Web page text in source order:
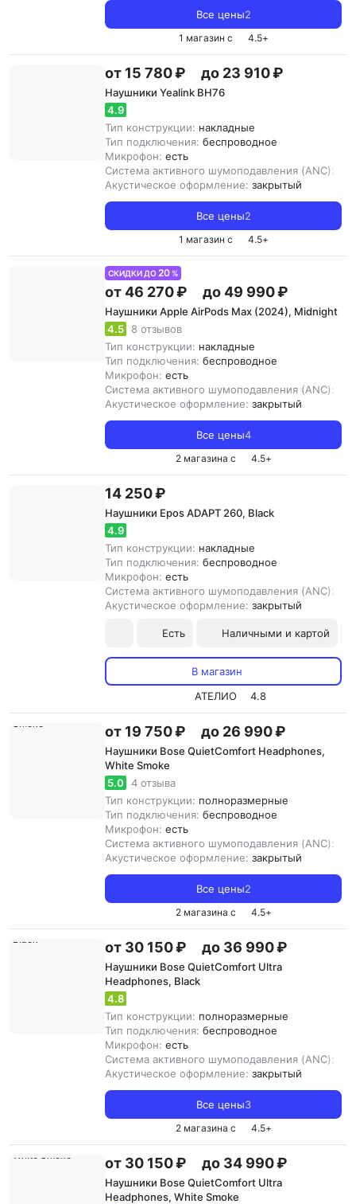
Все цены2
1 магазин с 4.5+
от 15 780 ₽ до 23 910 ₽
Наушники Yealink BH76
4.9
Тип конструкции: накладные
Тип подключения: беспроводное
Микрофон: есть
Система активного шумоподавления (ANC):
Акустическое оформление: закрытый
Все цены2
1 магазин с 4.5+
СКИДКИ ДО20 %
от 46 270 ₽ до 49 990 ₽
Наушники Apple AirPods Max (2024), Midnight
4.5
8 отзывов
Тип конструкции: накладные
Тип подключения: беспроводное
Микрофон: есть
Система активного шумоподавления (ANC):
Акустическое оформление: закрытый
Все цены4
2 магазина с 4.5+
14 250 ₽
Наушники Epos ADAPT 260, Black
4.9
Тип конструкции: накладные
Тип подключения: беспроводное
Микрофон: есть
Система активного шумоподавления (ANC):
Акустическое оформление: закрытый
Есть Наличными и картой
В магазин
АТЕЛИО
4.8
от 19 750 ₽ до 26 990 ₽
Наушники Bose QuietComfort Headphones,
White Smoke
5.0
4 отзыва
Тип конструкции: полноразмерные
Тип подключения: беспроводное
Микрофон: есть
Система активного шумоподавления (ANC):
Акустическое оформление: закрытый
Все цены2
2 магазина с 4.5+
от 30 150 ₽ до 36 990 ₽
Наушники Bose QuietComfort Ultra
Headphones, Black
4.8
Тип конструкции: полноразмерные
Тип подключения: беспроводное
Микрофон: есть
Система активного шумоподавления (ANC):
Акустическое оформление: закрытый
Все цены3
2 магазина с 4.5+
от 30 150 ₽ до 34 990 ₽
Наушники Bose QuietComfort Ultra
Headphones, White Smoke